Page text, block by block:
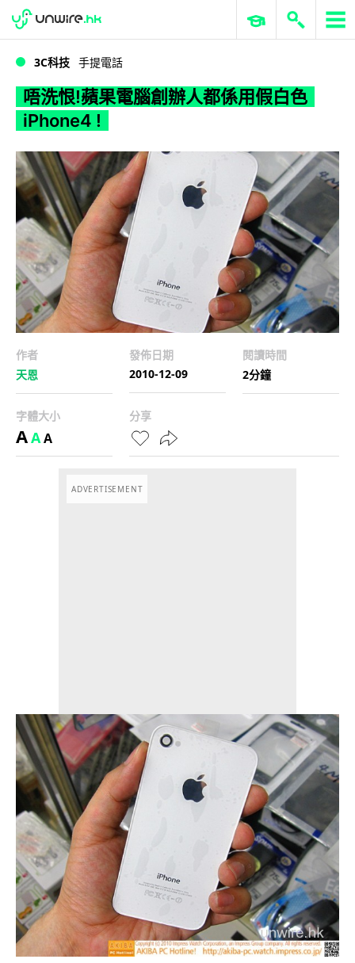
WWDC 2026 ERP 與商業 AI
3C科技 手提電話
唔洗恨!蘋果電腦創辦人都係用假白色
iPhone4 !
作者
天恩
發佈日期
2010-12-09
閱讀時間
2分鐘
字體大小
AAA
分享
ADVERTISEMENT